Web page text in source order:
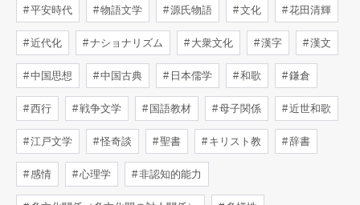
平安時代 物語文学 源氏物語 文化 花田清輝
近代化 ナショナリズム 大衆文化 漢字 漢文
中国思想 中国古典 日本儒学 和歌 鎌倉
西行 戦争文学 国語教材 母子関係 近世和歌
江戸文学 怪奇談 聖書 キリスト教 辞書
感情 心理学 非認知的能力